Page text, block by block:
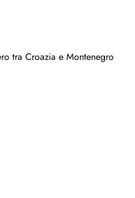
tra Croazia e Montenegro